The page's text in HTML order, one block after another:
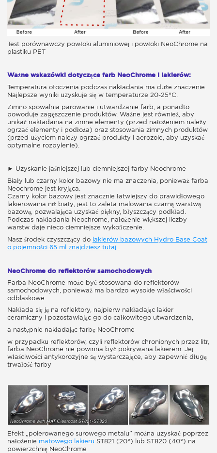
Test porównawczy powłoki aluminiowej i powłoki NeoChrome na
plastiku PET
Ważne wskazówki dotyczące farb NeoChrome i lakierów:
Temperatura otoczenia podczas nakładania ma duże znaczenie.
Najlepsze wyniki uzyskuje się w temperaturze 20-25°C.
Zimno spowalnia parowanie i utwardzanie farb, a ponadto
powoduje zagęszczenie produktów. Ważne jest również, aby
unikać nakładania na zimne elementy (przed nałożeniem należy
ogrzać elementy i podłoża) oraz stosowania zimnych produktów
(przed użyciem należy ogrzać produkty i aerozole, aby uzyskać
optymalne rozpylenie).
► Uzyskanie jaśniejszej lub ciemniejszej farby Neochrome
Biały lub czarny kolor bazowy nie ma znaczenia, ponieważ farba
Neochrome jest kryjąca.
Czarny kolor bazowy jest znacznie łatwiejszy do prawidłowego
lakierowania niż biały; jest to zaleta malowania czarną warstwą
bazową, pozwalająca uzyskać piękny, błyszczący podkład.
Podczas nakładania Neochrome, nałożenie większej liczby
warstw daje nieco ciemniejsze wykończenie.
Nasz środek czyszczący do lakierów bazowych Hydro Base Coat
o pojemności 65 ml znajdziesz tutaj.
NeoChrome do reflektorów samochodowych
Farba NeoChrome może być stosowana do reflektorów
samochodowych, ponieważ ma bardzo wysokie właściwości
odblaskowe
Nakłada się ją na reflektory, najpierw nakładając lakier
ceramiczny i pozostawiając go do całkowitego utwardzenia,
a następnie nakładając farbę NeoChrome
w przypadku reflektorów, czyli reflektorów chronionych przez litr,
farba NeoChrome nie powinna być pokrywana lakierem. Jej
właściwości antykorozyjne są wystarczające, aby zapewnić długą
trwałość farby
Efekt „polerowanego surowego metalu” można uzyskać poprzez
nałożenie matowego lakieru ST821 (20°) lub ST820 (40°) na
powierzchnię NeoChrome